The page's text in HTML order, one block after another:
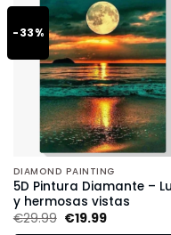
-33%
DIAMOND PAINTING
5D Pintura Diamante –
y hermosas vistas
€29.99 €19.99